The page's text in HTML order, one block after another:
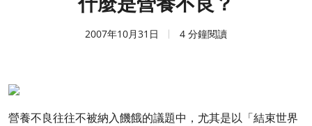
2007年10月31日 4 分鐘閱讀
營養不良往往不被納入饑餓的議題中，尤其是以「結束世界